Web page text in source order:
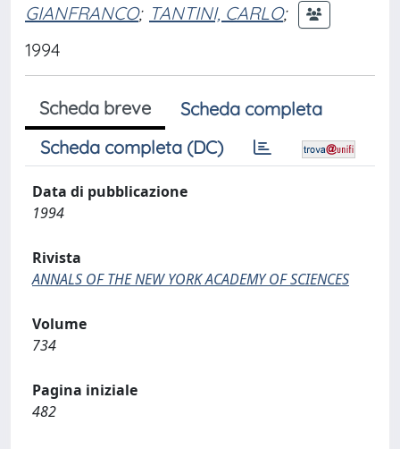
GIANFRANCO; TANTINI, CARLO;
1994
Scheda breve
Scheda completa
Scheda completa (DC)
Data di pubblicazione
1994
Rivista
ANNALS OF THE NEW YORK ACADEMY OF SCIENCES
Volume
734
Pagina iniziale
482